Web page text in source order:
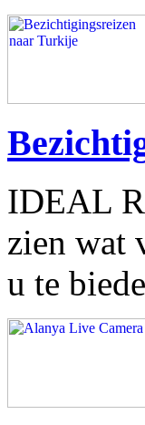
IDEAL
zien wat
u te